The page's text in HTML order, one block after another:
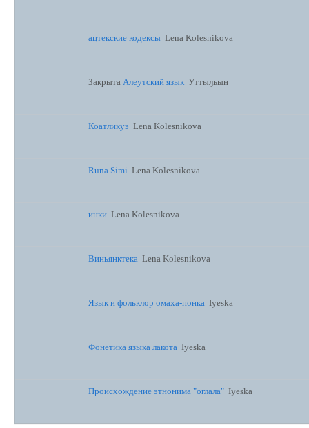
ацтекские кодексы Lena Kolesnikova
Закрыта Алеутский язык Уттыԓьын
Коатликуэ Lena Kolesnikova
Runa Simi Lena Kolesnikova
инки Lena Kolesnikova
Виньянктека Lena Kolesnikova
Язык и фольклор омаха-понка Iyeska
Фонетика языка лакота Iyeska
Происхождение этнонима "оглала" Iyeska